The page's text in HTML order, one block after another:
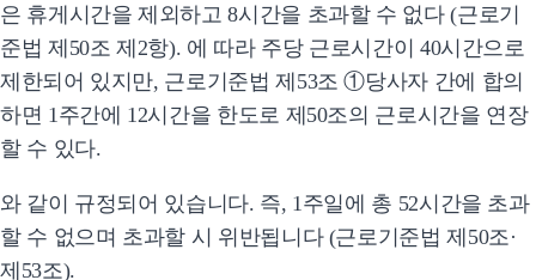
은 휴게시간을 제외하고 8시간을 초과할 수 없다 (근로기
준법 제50조 제2항). 에 따라 주당 근로시간이 40시간으로
제한되어 있지만, 근로기준법 제53조 ①당사자 간에 합의
하면 1주간에 12시간을 한도로 제50조의 근로시간을 연장
할 수 있다.
와 같이 규정되어 있습니다. 즉, 1주일에 총 52시간을 초과
할 수 없으며 초과할 시 위반됩니다 (근로기준법 제50조·
제53조).